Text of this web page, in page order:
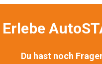
Erlebe
Du hast noch